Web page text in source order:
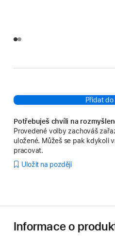
Přidat
Potřebuješ chvíli na
Provedené volby zachováš
uložené. Můžeš se pak kdykoli
pracovat.
Uložit na později
Informace o